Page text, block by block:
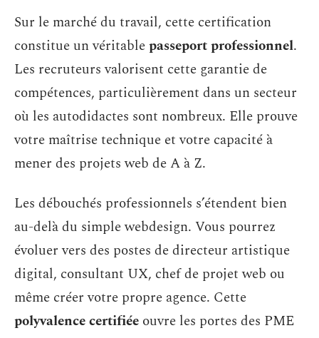
Sur le marché du travail, cette certification
constitue un véritablepasseport professionnel.
Les recruteurs valorisent cette garantie de
compétences, particulièrement dans un secteur
où les autodidactes sont nombreux. Elle prouve
votre maîtrise technique et votre capacité à
mener des projets web de A à Z.
Les débouchés professionnels s’étendent bien
au-delà du simple webdesign. Vous pourrez
évoluer vers des postes de directeur artistique
digital, consultant UX, chef de projet web ou
même créer votre propre agence. Cette
polyvalence certifiée ouvre les portes des PME